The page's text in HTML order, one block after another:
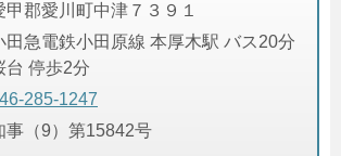
甲郡愛川町中津７３９１
田急電鉄小田原線 本厚木駅 バス20分
台 停歩2分
285-1247
事（9）第15842号